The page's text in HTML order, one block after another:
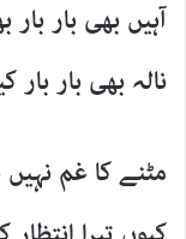
آہیں بھی بار
نالہ بھی بار بار
مٹنے کا غم